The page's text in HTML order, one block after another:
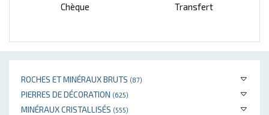
ROCHES ET MINÉRAUX BRUTS (87)
PIERRES DE DÉCORATION (625)
MINÉRAUX CRISTALLISÉS (555)
Chèque Transfert